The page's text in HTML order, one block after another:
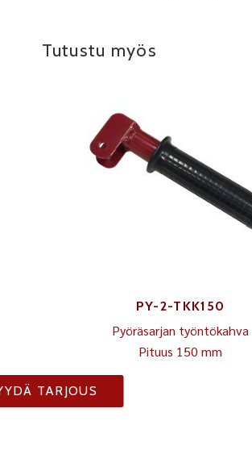
Tutustu myös
PY-2-TKK150
Pyöräsarjan työntökahva
Pituus 150 mm
TARJOUS